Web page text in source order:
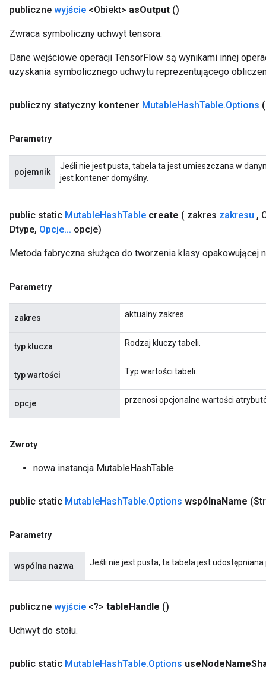
publiczne wyjście <Obiekt> asOutput ()
Zwraca symboliczny uchwyt tensora.
Dane wejściowe operacji TensorFlow są wynikami innej
uzyskania symbolicznego uchwytu reprezentującego
publiczny statyczny kontener MutableHashTable.Options
Parametry
pojemnik
Jeśli nie jest pusta, tabela ta jest umieszczana w
jest kontener domyślny.
public static MutableHashTable create ( zakres zakresu ,
Dtype, Opcje... opcje)
Metoda fabryczna służąca do tworzenia klasy opakowującej
Parametry
zakres aktualny zakres
typ klucza Rodzaj kluczy tabeli.
typ wartości Typ wartości tabeli.
opcje przenosi opcjonalne wartości
Zwroty
nowa instancja MutableHashTable
public static MutableHashTable.Options wspólnaName
Parametry
wspólna nazwa Jeśli nie jest pusta, ta tabela jest
publiczne wyjście <?> tableHandle ()
Uchwyt do stołu.
public static MutableHashTable.Options useNodeName